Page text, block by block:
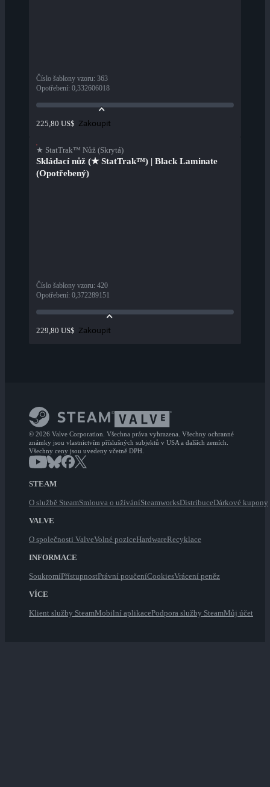
Číslo šablony vzoru: 363
Opotřebení: 0,332606018
225,80 US$ Zakoupit
★ StatTrak™ Nůž (Skrytá)
Skládací nůž (★ StatTrak™) | Black Laminate
(Opotřebený)
Číslo šablony vzoru: 420
Opotřebení: 0,372289151
229,80 US$ Zakoupit
© 2026 Valve Corporation. Všechna práva vyhrazena. Všechny ochranné
známky jsou vlastnictvím příslušných subjektů v USA a dalších zemích.
Všechny ceny jsou uvedeny včetně DPH.
STEAM
O službě SteamSmlouva o užíváníSteamworksDistribuceDárkové kupony
VALVE
O společnosti ValveVolné poziceHardwareRecyklace
INFORMACE
SoukromíPřístupnostPrávní poučeníCookiesVrácení peněz
VÍCE
Klient služby SteamMobilní aplikacePodpora služby SteamMůj účet